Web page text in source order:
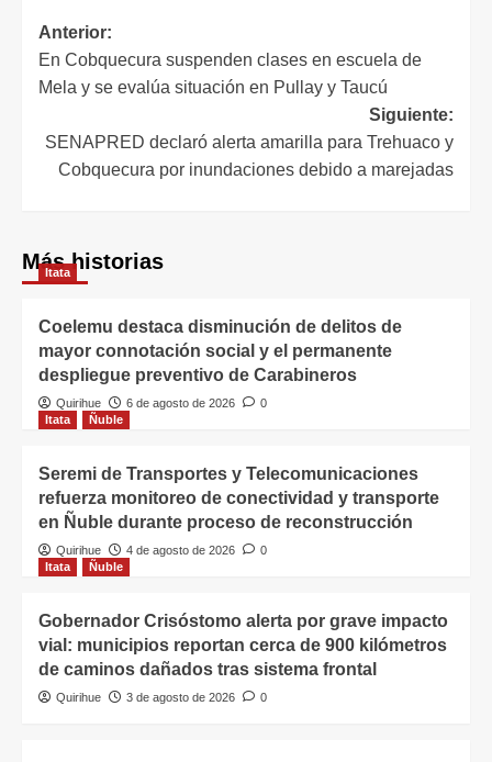
Anterior:
En Cobquecura suspenden clases en escuela de
Mela y se evalúa situación en Pullay y Taucú
Siguiente:
SENAPRED declaró alerta amarilla para Trehuaco y
Cobquecura por inundaciones debido a marejadas
Más historias
Itata
Coelemu destaca disminución de delitos de
mayor connotación social y el permanente
despliegue preventivo de Carabineros
Quirihue 6 de agosto de 2026
0
Itata
Ñuble
Seremi de Transportes y Telecomunicaciones
refuerza monitoreo de conectividad y transporte
en Ñuble durante proceso de reconstrucción
Quirihue 4 de agosto de 2026
0
Itata
Ñuble
Gobernador Crisóstomo alerta por grave impacto
vial: municipios reportan cerca de 900 kilómetros
de caminos dañados tras sistema frontal
Quirihue 3 de agosto de 2026 0